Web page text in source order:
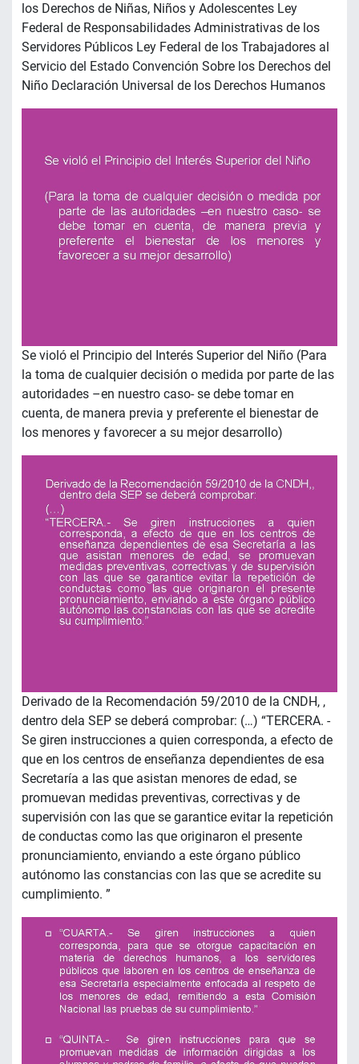
los Derechos de Niñas, Niños y Adolescentes Ley
Federal de Responsabilidades Administrativas de los
Servidores Públicos Ley Federal de los Trabajadores al
Servicio del Estado Convención Sobre los Derechos del
Niño Declaración Universal de los Derechos Humanos
Se violó el Principio del Interés Superior del Niño (Para
la toma de cualquier decisión o medida por parte de las
autoridades –en nuestro caso- se debe tomar en
cuenta, de manera previa y preferente el bienestar de
los menores y favorecer a su mejor desarrollo)
Derivado de la Recomendación 59/2010 de la CNDH, ,
dentro dela SEP se deberá comprobar: (…) “TERCERA. -
Se giren instrucciones a quien corresponda, a efecto de
que en los centros de enseñanza dependientes de esa
Secretaría a las que asistan menores de edad, se
promuevan medidas preventivas, correctivas y de
supervisión con las que se garantice evitar la repetición
de conductas como las que originaron el presente
pronunciamiento, enviando a este órgano público
autónomo las constancias con las que se acredite su
cumplimiento. ”